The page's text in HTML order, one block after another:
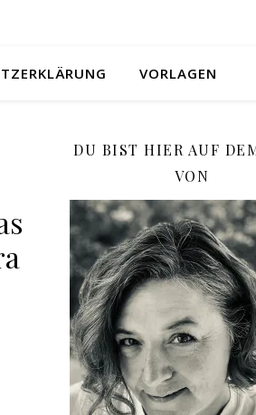
VORLAGEN
DU BIST HIER AUF
VON